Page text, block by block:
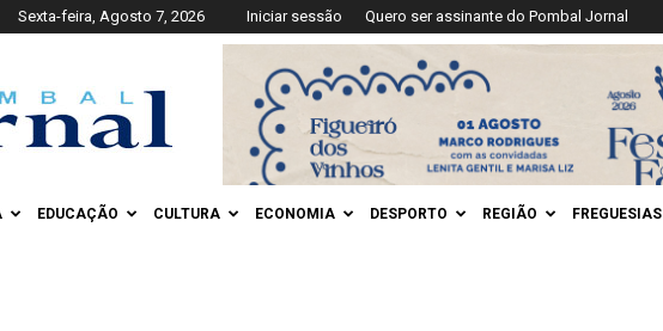
Sexta-feira, Agosto 7, 2026 Iniciar sessão Quero ser assinante do Pombal Jornal
EDUCAÇÃO CULTURA ECONOMIA DESPORTO REGIÃO FREGUESIAS